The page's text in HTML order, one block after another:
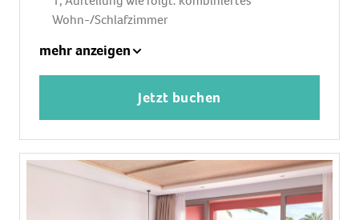
Wohn-/Schlafzimmer
Gebühr, Anfrage notwendig
Safe: ohne Gebühr
Sitzecke, Sofa, Schreibtisch
Bügeleisen, Bügelbrett
mehr anzeigen
Jetzt buchen